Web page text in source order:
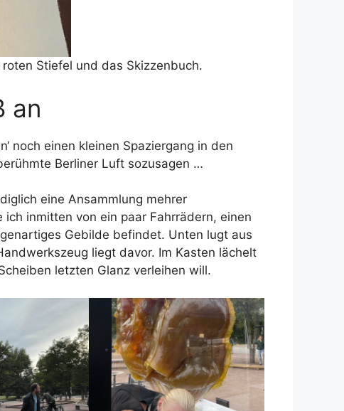
Stiefel und das Skizzenbuch.
an
noch einen kleinen Spaziergang in den
Berliner Luft sozusagen …
eine Ansammlung mehrer
inmitten von ein paar Fahrrädern, einen
Gebilde befindet. Unten lugt aus
liegt davor. Im Kasten lächelt
letzten Glanz verleihen will.